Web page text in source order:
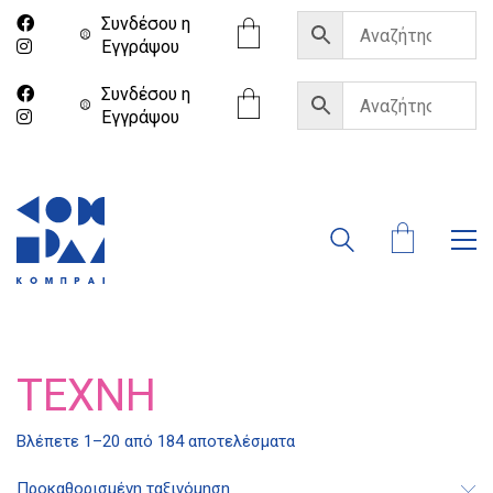
Συνδέσου η
Eγγράψου
Συνδέσου η
Eγγράψου
ΤΈΧΝΗ
Βλέπετε 1–20 από 184 αποτελέσματα
Προκαθορισμένη ταξινόμηση